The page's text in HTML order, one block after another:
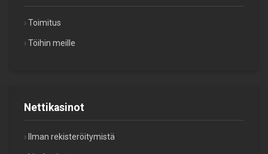
Toimitus
Töihin meille
Nettikasinot
Ilman rekisteröitymistä